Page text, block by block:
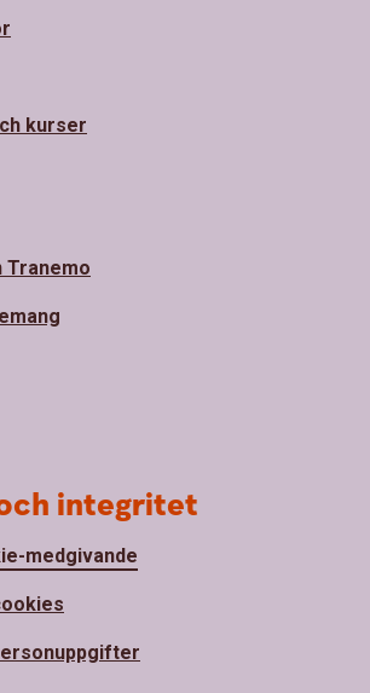
kurser
Tranemo
integritet
medgivande